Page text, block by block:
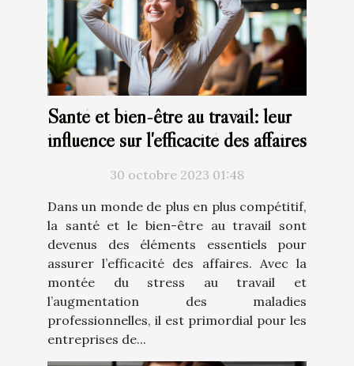
Santé et bien-être au travail: leur
influence sur l'efficacité des affaires
30 octobre 2023 01:48
Dans un monde de plus en plus compétitif,
la santé et le bien-être au travail sont
devenus des éléments essentiels pour
assurer l’efficacité des affaires. Avec la
montée du stress au travail et
l’augmentation des maladies
professionnelles, il est primordial pour les
entreprises de...